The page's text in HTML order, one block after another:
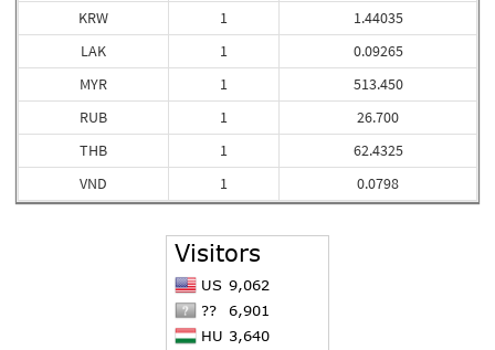
KRW
LAK
MYR
RUB
THB
VND
1
1
1
1
1
1
1.44035
0.09265
513.450
26.700
62.4325
0.0798